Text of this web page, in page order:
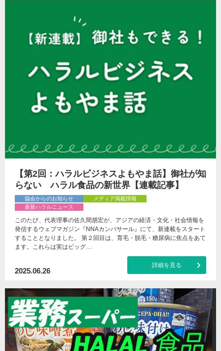
【第2回：ハラルビジネスよもやま話】御社が知
らない ハラル食品の新世界【連載記事】
協会からのお知らせ
メディア掲載情報
最新ハラルニュース
このたび、代表理事の佐久間朋宏が、アジアの経済・文化・社会情報を
発信するウェブマガジン『NNAカンパサール』にて、新連載をスタート
することとなりました。 第２回目は、育毛・脱毛・糖尿病に焦点をあて
ます。これらは実はビッグ…
2025.06.26
詳細を見る